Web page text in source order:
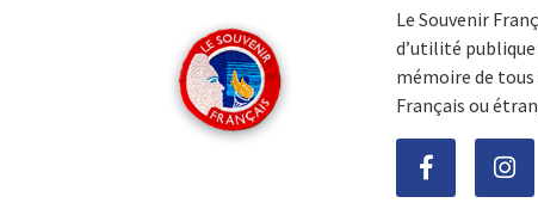
Le Souvenir
d’utilité
mémoire de
Français ou